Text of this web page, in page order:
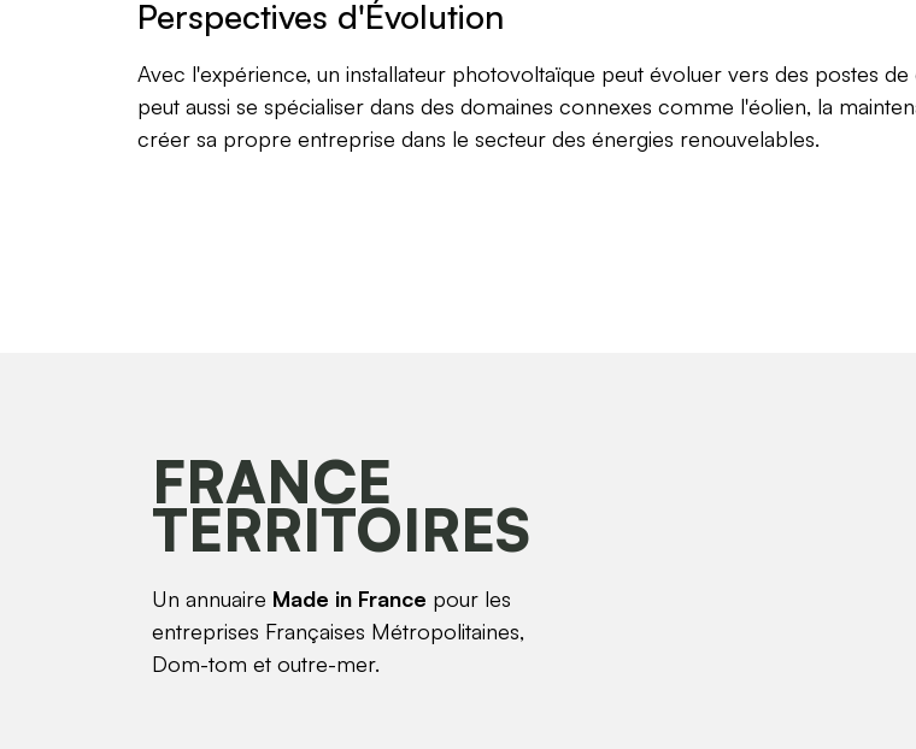
Perspectives d'Évolution
Avec l'expérience, un installateur photovoltaïque peut évoluer vers des postes
peut aussi se spécialiser dans des domaines connexes comme l'éolien, la
créer sa propre entreprise dans le secteur des énergies renouvelables.
FRANCE
TERRITOIRES
Un annuaire Made in France pour les
entreprises Françaises Métropolitaines,
Dom-tom et outre-mer.